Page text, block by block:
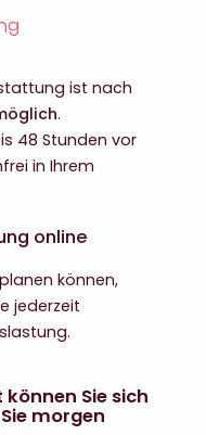
ist nach
.
48 Stunden vor
in Ihrem
online
können,
jederzeit
Sie sich
morgen